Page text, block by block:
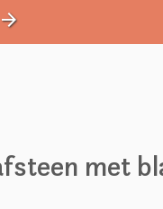
arrow_forward
met